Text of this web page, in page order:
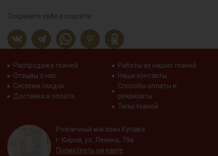
Сохраните себе в соцсети
Распродажа тканей
Отзывы о нас
Система скидок
Доставка и оплата
Работы из наших тканей
Наши контакты
Способы оплаты и
реквизиты
Типы тканей
Розничный магазин Купава
г. Киров, ул. Ленина, 79а
Посмотреть на карте